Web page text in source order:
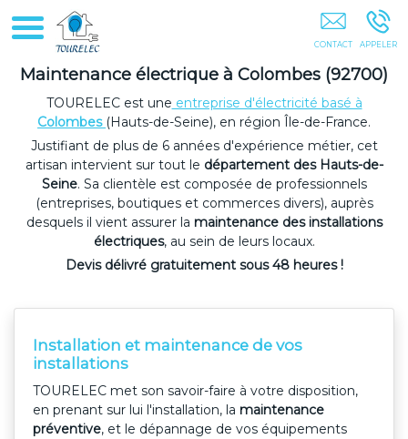
Maintenance électrique à Colombes (92700)
TOURELEC est une entreprise d'électricité basé à
Colombes (Hauts-de-Seine), en région Île-de-France.
Justifiant de plus de 6 années d'expérience métier, cet
artisan intervient sur tout le département des Hauts-de-
Seine. Sa clientèle est composée de professionnels
(entreprises, boutiques et commerces divers), auprès
desquels il vient assurer la maintenance des installations
électriques, au sein de leurs locaux.
Devis délivré gratuitement sous 48 heures !
Installation et maintenance de vos
installations
TOURELEC met son savoir-faire à votre disposition,
en prenant sur lui l'installation, la maintenance
préventive, et le dépannage de vos équipements